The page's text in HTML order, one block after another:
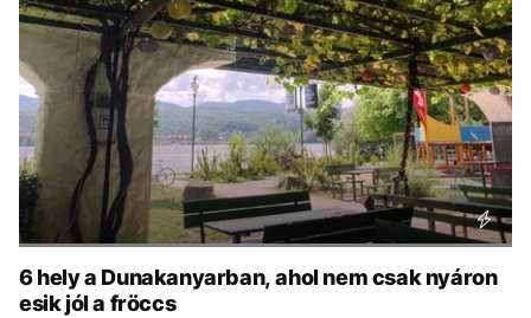
KÖZÉLET UTAZÁS
ÉLETMÓD DESIGN
BESZÉLGETÉSEK ARCOK
VIDEÓ TÖRTÉNETEK
GASZTRO
6 hely a Dunakanyarban, ahol nem csak nyáron
esik jól a fröccs